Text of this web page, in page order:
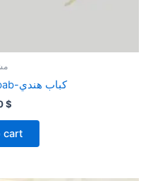
Grilled Hindi Kabab-كباب هندي
$
cart